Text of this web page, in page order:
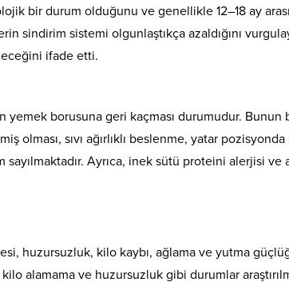
bir durum olduğunu ve genellikle 12–18 ay
sindirim sistemi olgunlaştıkça azaldığını
ifade etti.
borusuna geri kaçması durumudur. Bunun
olması, sıvı ağırlıklı beslenme, yatar
Ayrıca, inek sütü proteini alerjisi ve
huzursuzluk, kilo kaybı, ağlama ve yutma
alamama ve huzursuzluk gibi durumlar